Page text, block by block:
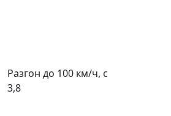
Разгон до 100 км/ч, с
3,8